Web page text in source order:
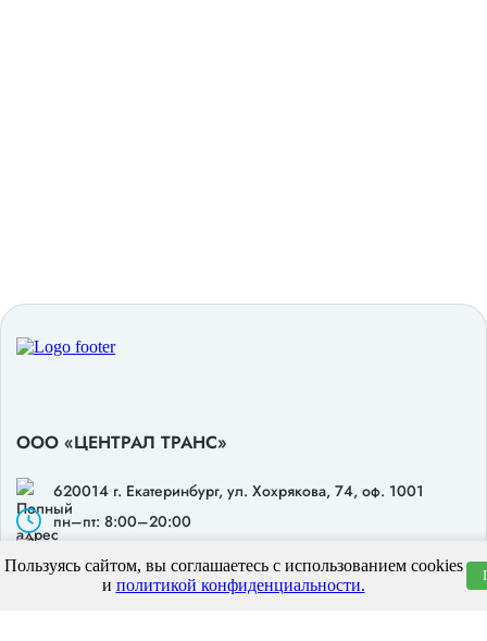
ООО «ЦЕНТРАЛ ТРАНС»
620014 г. Екатеринбург, ул. Хохрякова, 74, оф. 1001
пн–пт: 8:00–20:00
hello@centraltrans.ru
Пользуясь сайтом, вы соглашаетесь с использованием cookies
и политикой конфиденциальности.